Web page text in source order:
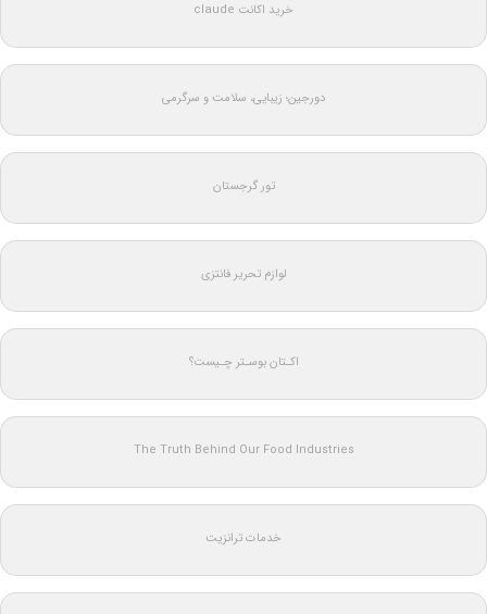
خرید اکانت claude
دورجین؛ زیبایی، سلامت و سرگرمی
تور گرجستان
لوازم تحریر فانتزی
اکـتان بوسـتر چـیست؟
The Truth Behind Our Food Industries
خدمات ترانزیت